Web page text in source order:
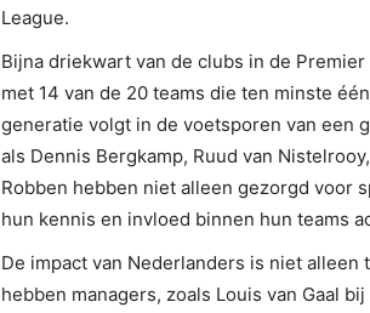
League.
Bijna driekwart van de clubs in de
met 14 van de 20 teams die ten minste
generatie volgt in de voetsporen van een
als Dennis Bergkamp, Ruud van
Robben hebben niet alleen gezorgd voor
hun kennis en invloed binnen hun teams
De impact van Nederlanders is niet
hebben managers, zoals Louis van Gaal